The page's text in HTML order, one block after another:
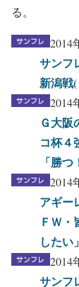
る。
2014
サンフ
新潟戦(
2014
Ｇ大
コ杯４
「勝つ
2014
アギー
ＦＷ
したい」
2014
サンフ